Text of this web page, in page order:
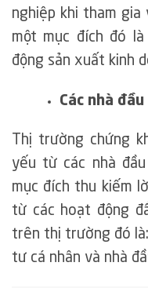
nghiệp khi tham
một mục đích đó
động sản xuất kinh
Các nhà
Thị trường chứng
yếu từ các nhà
mục đích thu kiếm
từ các hoạt động
trên thị trường đó
tư cá nhân và nhà